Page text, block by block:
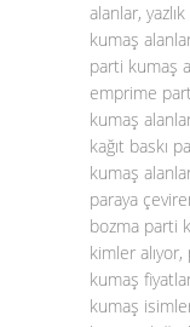
alanlar,
kumaş
parti kumaş
emprime
kumaş
kağıt baskı
kumaş
paraya
bozma parti
kimler alıyor,
kumaş
kumaş